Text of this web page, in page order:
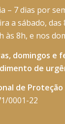
– 7 dias por
a sábado, das
às 8h, e nos
domingos e
de
de Proteção
0001-22